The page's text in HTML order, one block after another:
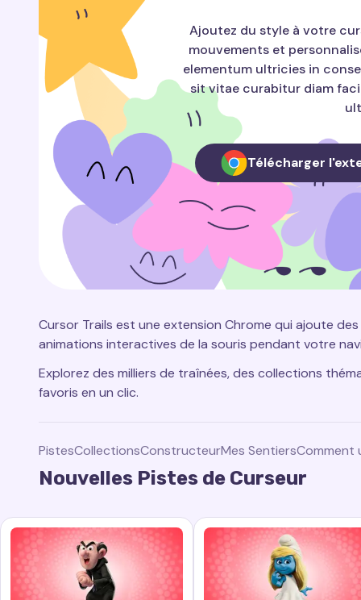
Ajoutez du style à votre
mouvements et
elementum ultricies in
sit vitae curabitur diam
Télécharger
Cursor Trails est une extension Chrome qui ajoute
animations interactives de la souris pendant votre
Explorez des milliers de traînées, des collections
favoris en un clic.
PistesCollectionsConstructeurMes SentiersComment
Nouvelles Pistes de Curseur